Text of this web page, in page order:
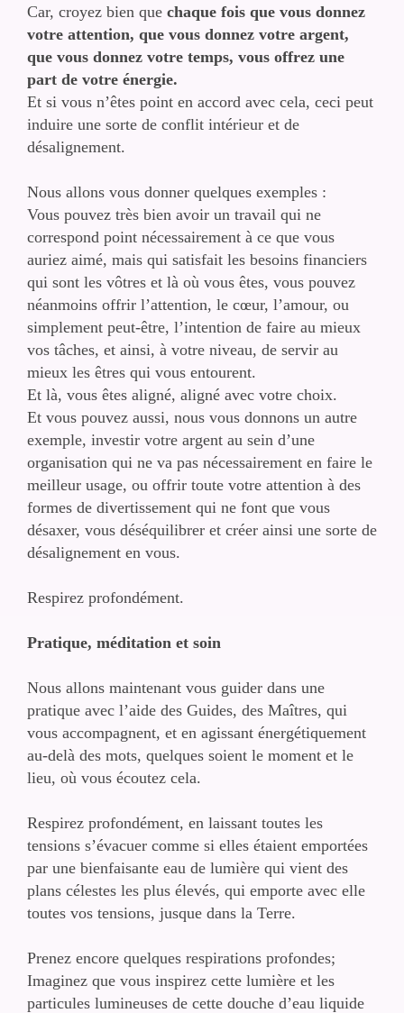
Car, croyez bien que chaque fois que vous donnez
votre attention, que vous donnez votre argent,
que vous donnez votre temps, vous offrez une
part de votre énergie.
Et si vous n’êtes point en accord avec cela, ceci peut
induire une sorte de conflit intérieur et de
désalignement.
Nous allons vous donner quelques exemples :
Vous pouvez très bien avoir un travail qui ne
correspond point nécessairement à ce que vous
auriez aimé, mais qui satisfait les besoins financiers
qui sont les vôtres et là où vous êtes, vous pouvez
néanmoins offrir l’attention, le cœur, l’amour, ou
simplement peut-être, l’intention de faire au mieux
vos tâches, et ainsi, à votre niveau, de servir au
mieux les êtres qui vous entourent.
Et là, vous êtes aligné, aligné avec votre choix.
Et vous pouvez aussi, nous vous donnons un autre
exemple, investir votre argent au sein d’une
organisation qui ne va pas nécessairement en faire le
meilleur usage, ou offrir toute votre attention à des
formes de divertissement qui ne font que vous
désaxer, vous déséquilibrer et créer ainsi une sorte de
désalignement en vous.
Respirez profondément.
Pratique, méditation et soin
Nous allons maintenant vous guider dans une
pratique avec l’aide des Guides, des Maîtres, qui
vous accompagnent, et en agissant énergétiquement
au-delà des mots, quelques soient le moment et le
lieu, où vous écoutez cela.
Respirez profondément, en laissant toutes les
tensions s’évacuer comme si elles étaient emportées
par une bienfaisante eau de lumière qui vient des
plans célestes les plus élevés, qui emporte avec elle
toutes vos tensions, jusque dans la Terre.
Prenez encore quelques respirations profondes;
Imaginez que vous inspirez cette lumière et les
particules lumineuses de cette douche d’eau liquide